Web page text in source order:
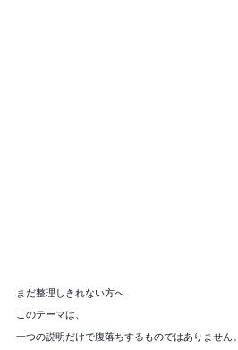
まだ整理しきれない方へ
このテーマは、
一つの説明だけで腹落ちするものではありません。